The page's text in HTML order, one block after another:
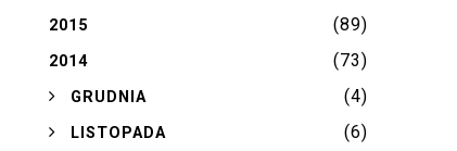
2015 (89)
2014 (73)
►GRUDNIA (4)
►LISTOPADA (6)